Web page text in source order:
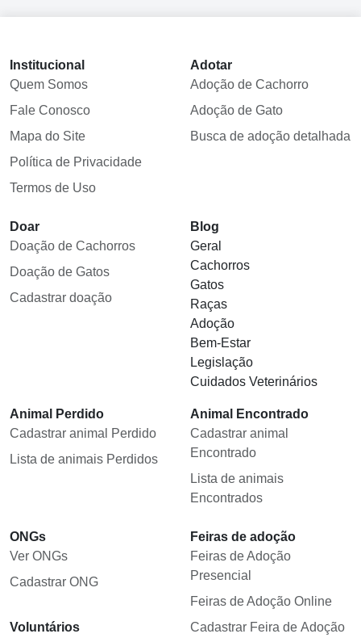
Institucional
Quem Somos
Fale Conosco
Mapa do Site
Política de Privacidade
Termos de Uso
Adotar
Adoção de Cachorro
Adoção de Gato
Busca de adoção detalhada
Doar
Doação de Cachorros
Doação de Gatos
Cadastrar doação
Blog
Geral
Cachorros
Gatos
Raças
Adoção
Bem-Estar
Legislação
Cuidados Veterinários
Animal Perdido
Cadastrar animal Perdido
Lista de animais Perdidos
Animal Encontrado
Cadastrar animal
Encontrado
Lista de animais
Encontrados
ONGs
Ver ONGs
Cadastrar ONG
Voluntários
Feiras de adoção
Feiras de Adoção
Presencial
Feiras de Adoção Online
Cadastrar Feira de Adoção